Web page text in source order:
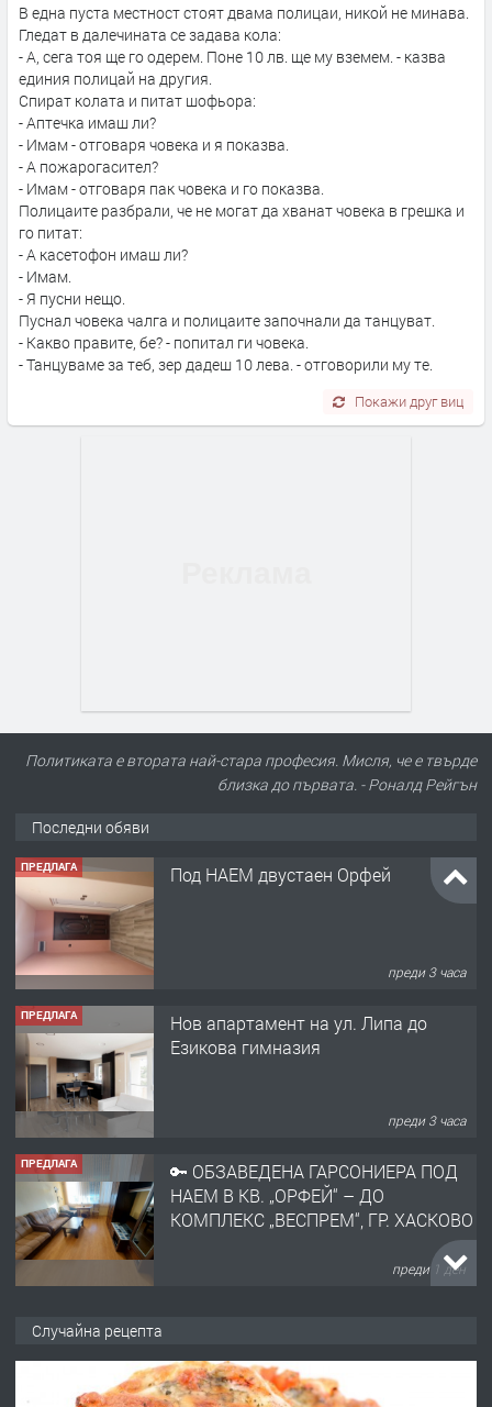
В една пуста местност стоят двама полицаи, никой не минава.
Гледат в далечината се задава кола:
- А, сега тоя ще го одерем. Поне 10 лв. ще му вземем. - казва
единия полицай на другия.
Спират колата и питат шофьора:
- Аптечка имаш ли?
- Имам - отговаря човека и я показва.
- А пожарогасител?
- Имам - отговаря пак човека и го показва.
Полицаите разбрали, че не могат да хванат човека в грешка и
го питат:
- А касетофон имаш ли?
- Имам.
- Я пусни нещо.
Пуснал човека чалга и полицаите започнали да танцуват.
- Какво правите, бе? - попитал ги човека.
- Танцуваме за теб, зер дадеш 10 лева. - отговорили му те.
Покажи друг виц
Политиката е втората най-стара професия. Мисля, че е твърде
близка до първата. - Роналд Рейгън
Последни обяви
ПРЕДЛАГА Под НАЕМ двустаен Орфей
преди 3 часа
ПРЕДЛАГА
Нов апартамент на ул. Липа до
Езикова гимназия
преди 3 часа
ПРЕДЛАГА
🔑 ОБЗАВЕДЕНА ГАРСОНИЕРА ПОД
НАЕМ В КВ. „ОРФЕЙ“ – ДО
КОМПЛЕКС „ВЕСПРЕМ“, ГР. ХАСКОВО
преди 1 ден
АПАРТАМЕНТ В ЦЕНТЪРА НА ГР.
ХАСКОВО
Случайна рецепта